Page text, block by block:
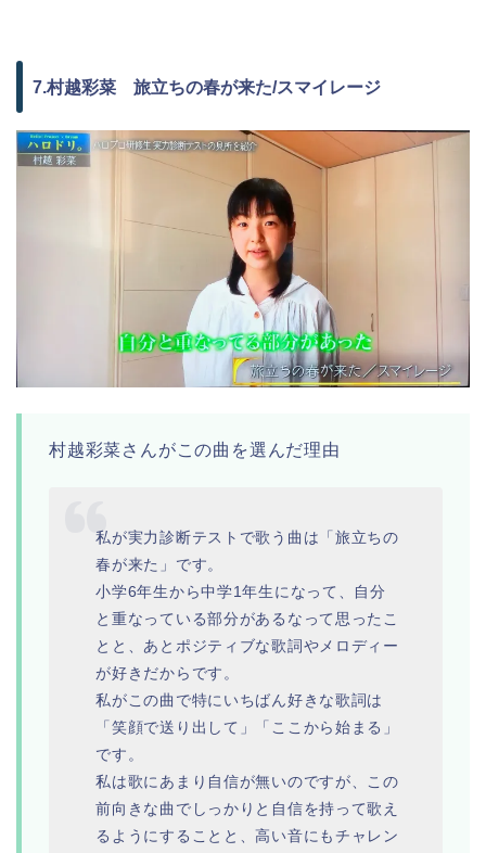
7.村越彩菜 旅立ちの春が来た/スマイレージ
村越彩菜さんがこの曲を選んだ理由
私が実力診断テストで歌う曲は「旅立ちの
春が来た」です。
小学6年生から中学1年生になって、自分
と重なっている部分があるなって思ったこ
とと、あとポジティブな歌詞やメロディー
が好きだからです。
私がこの曲で特にいちばん好きな歌詞は
「笑顔で送り出して」「ここから始まる」
です。
私は歌にあまり自信が無いのですが、この
前向きな曲でしっかりと自信を持って歌え
るようにすることと、高い音にもチャレン